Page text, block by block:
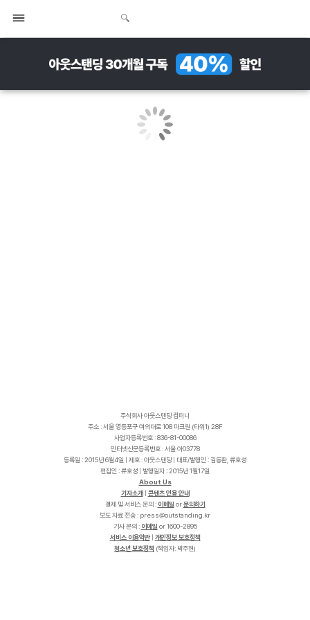
주식회사 아웃스탠딩 컴퍼니
주소 : 서울 영등포구 여의대로 108 파크원 (타워1) 28F
사업자등록번호 : 836-81-00086
인터넷신문등록번호 : 서울 아03778
등록일 : 2015년 6월4일 | 제호 : 아웃스탠딩 | 대표/발행인 : 김동환, 류호성
편집인 : 류호성 | 발행일자 : 2015년 1월17일
About Us
기자소개
콘텐츠 인용 안내
결제 및 서비스 문의 : 이메일 or문의하기
보도 자료 전송 :
r
k
.
g
n
i
d
n
a
t
s
t
u
o
@
s
s
e
r
p
기사 문의 : 이메일 or 1600-2895
서비스 이용약관| 개인정보 보호정책
청소년 보호정책 (책임자: 박주현)